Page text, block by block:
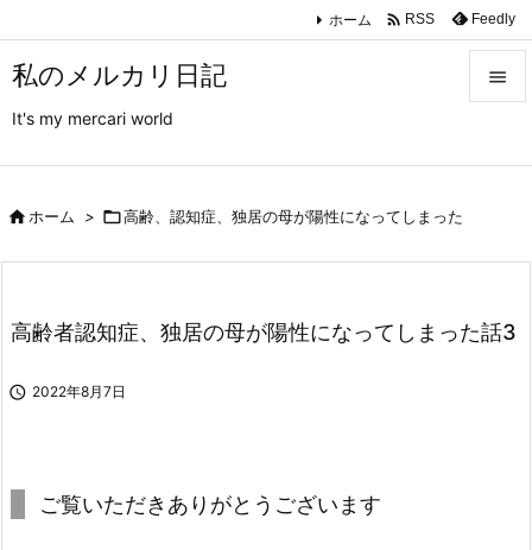
私のメルカリ日記
It's my mercari world

次へ
ホーム  RSS Feedly
ホーム > 高齢、認知症、独居の母が陽性になってしまった
高齢者認知症、独居の母が陽性になってしまった話3
 2022年8月7日
ご覧いただきありがとうございます